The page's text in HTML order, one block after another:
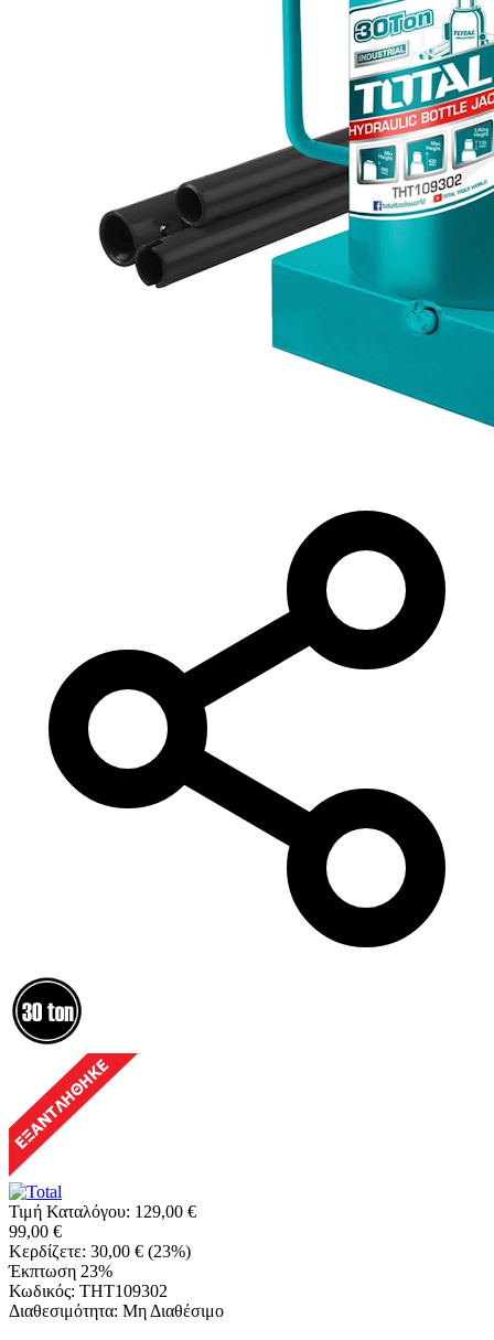
Τιμή Καταλόγου: 129,00 €
99,00 €
Κερδίζετε: 30,00 € (23%)
Έκπτωση 23%
Κωδικός: THT109302
Διαθεσιμότητα: Μη Διαθέσιμο